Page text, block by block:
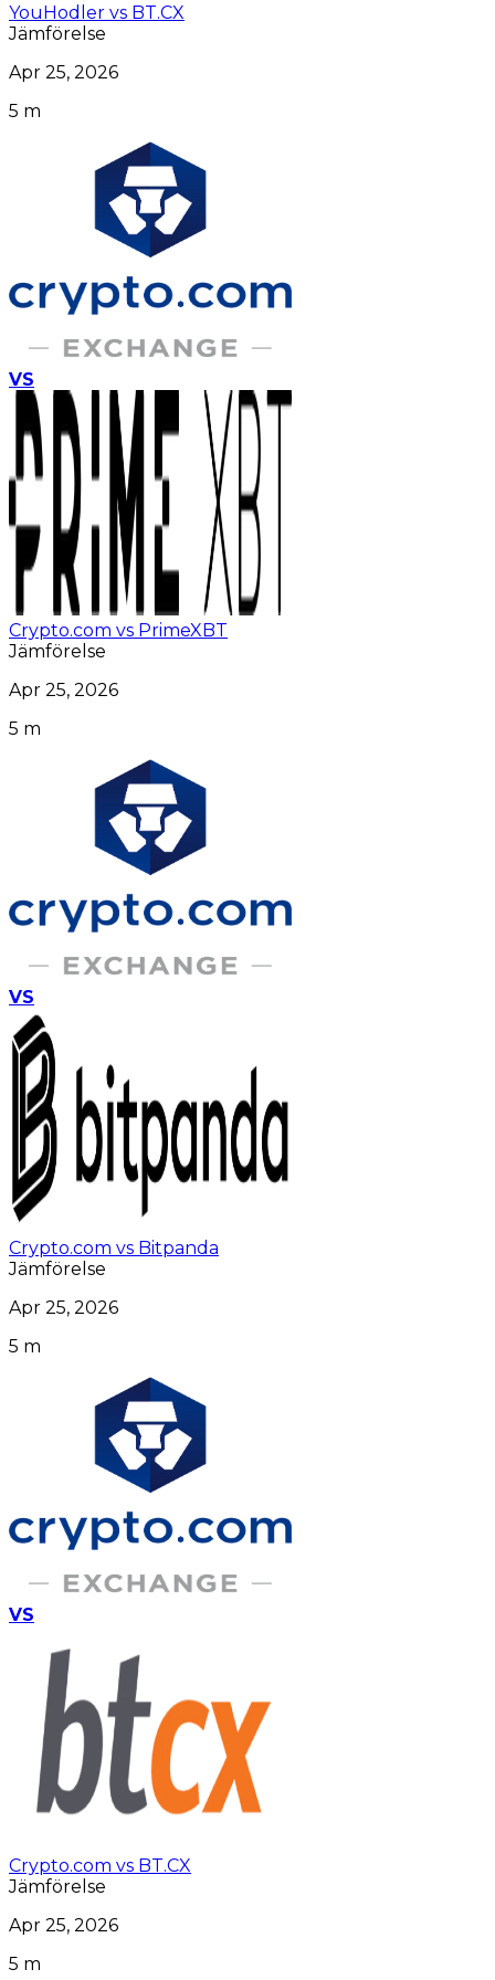
YouHodler vs BT.CX
Jämförelse
Apr 25, 2026
5 m
VS
Crypto.com vs PrimeXBT
Jämförelse
Apr 25, 2026
5 m
VS
Crypto.com vs Bitpanda
Jämförelse
Apr 25, 2026
5 m
VS
Crypto.com vs BT.CX
Jämförelse
Apr 25, 2026
5 m